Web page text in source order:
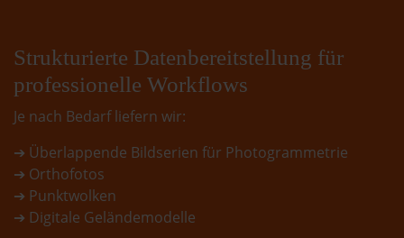
Strukturierte Datenbereitstellung für
professionelle Workflows
Je nach Bedarf liefern wir:
➔ Überlappende Bildserien für Photogrammetrie
➔ Orthofotos
➔ Punktwolken
➔ Digitale Geländemodelle